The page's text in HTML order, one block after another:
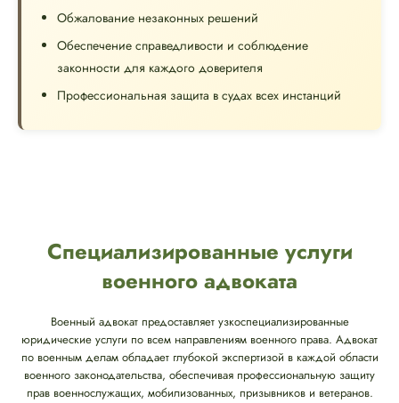
Обжалование незаконных решений
Обеспечение справедливости и соблюдение
законности для каждого доверителя
Профессиональная защита в судах всех инстанций
Специализированные услуги
военного адвоката
Военный адвокат предоставляет узкоспециализированные
юридические услуги по всем направлениям военного права. Адвокат
по военным делам обладает глубокой экспертизой в каждой области
военного законодательства, обеспечивая профессиональную защиту
прав военнослужащих, мобилизованных, призывников и ветеранов.